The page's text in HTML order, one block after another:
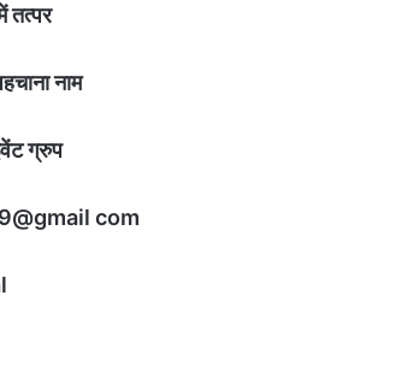
तत्पर
नाम
ग्रुप
com